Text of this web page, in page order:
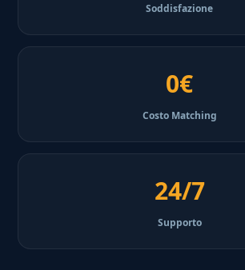
Soddisfazione
0€
Costo Matching
24/7
Supporto